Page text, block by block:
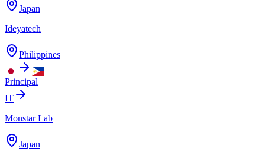
Japan
Ideyatech
Philippines
Principal
IT
Monstar Lab
Japan